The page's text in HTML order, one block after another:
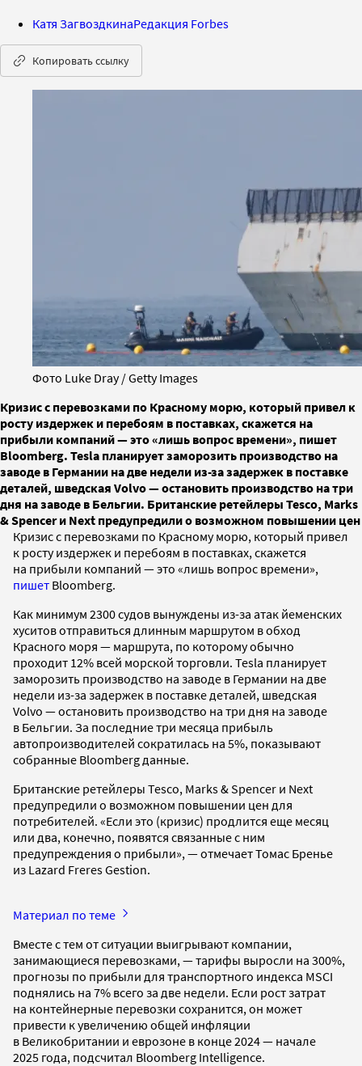
Катя ЗагвоздкинаРедакция Forbes
Копировать ссылку
Фото Luke Dray / Getty Images
Кризис с перевозками по Красному морю, который привел к
росту издержек и перебоям в поставках, скажется на
прибыли компаний — это «лишь вопрос времени», пишет
Bloomberg. Tesla планирует заморозить производство на
заводе в Германии на две недели из-за задержек в поставке
деталей, шведская Volvo — остановить производство на три
дня на заводе в Бельгии. Британские ретейлеры Tesco, Marks
& Spencer и Next предупредили о возможном повышении цен
Кризис с перевозками по Красному морю, который привел
к росту издержек и перебоям в поставках, скажется
на прибыли компаний — это «лишь вопрос времени»,
пишет Bloomberg.
Как минимум 2300 судов вынуждены из-за атак йеменских
хуситов отправиться длинным маршрутом в обход
Красного моря — маршрута, по которому обычно
проходит 12% всей морской торговли. Tesla планирует
заморозить производство на заводе в Германии на две
недели из-за задержек в поставке деталей, шведская
Volvo — остановить производство на три дня на заводе
в Бельгии. За последние три месяца прибыль
автопроизводителей сократилась на 5%, показывают
собранные Bloomberg данные.
Британские ретейлеры Tesco, Marks & Spencer и Next
предупредили о возможном повышении цен для
потребителей. «Если это (кризис) продлится еще месяц
или два, конечно, появятся связанные с ним
предупреждения о прибыли», — отмечает Томас Бренье
из Lazard Freres Gestion.
Материал по теме
Вместе с тем от ситуации выигрывают компании,
занимающиеся перевозками, — тарифы выросли на 300%,
прогнозы по прибыли для транспортного индекса MSCI
поднялись на 7% всего за две недели. Если рост затрат
на контейнерные перевозки сохранится, он может
привести к увеличению общей инфляции
в Великобритании и еврозоне в конце 2024 — начале
2025 года, подсчитал Bloomberg Intelligence.